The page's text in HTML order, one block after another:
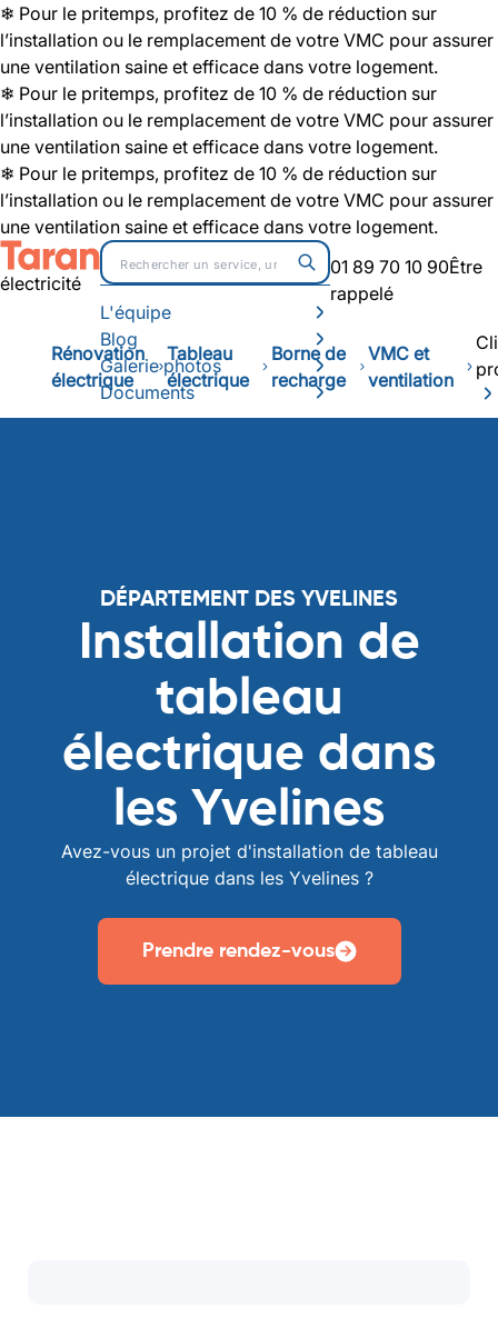
❄ Pour le pritemps, profitez de 10 % de réduction sur
l’installation ou le remplacement de votre VMC pour assurer
une ventilation saine et efficace dans votre logement.
❄ Pour le pritemps, profitez de 10 % de réduction sur
l’installation ou le remplacement de votre VMC pour assurer
une ventilation saine et efficace dans votre logement.
❄ Pour le pritemps, profitez de 10 % de réduction sur
l’installation ou le remplacement de votre VMC pour assurer
une ventilation saine et efficace dans votre logement.
électricité
L'équipe
Blog
Galerie photos
Documents
01 89 70 10 90Être
rappelé
Rénovation
électrique
Tableau
électrique
Borne de
recharge
VMC et
ventilation
DÉPARTEMENT DES YVELINES
Installation de
tableau
électrique dans
les Yvelines
Avez-vous un projet d'installation de tableau
électrique dans les Yvelines ?
Prendre rendez-vous